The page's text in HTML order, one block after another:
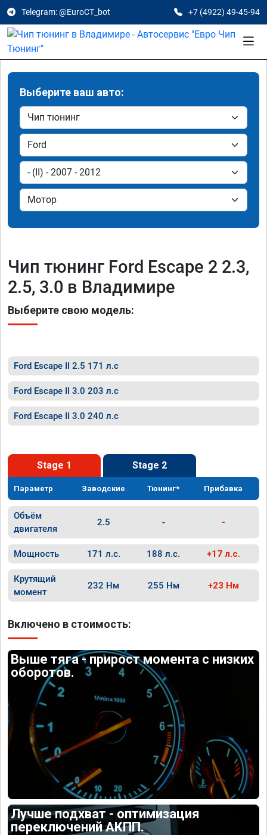
Telegram: @EuroCT_bot +7 (4922) 49-45-94
Выберите ваш авто:
Чип тюнинг Ford Escape 2 2.3,
2.5, 3.0 в Владимире
Выберите свою модель:
Ford Escape II 2.5 171 л.с
Ford Escape II 3.0 203 л.с
Ford Escape II 3.0 240 л.с
Stage 1 Stage 2
Параметр Заводские Тюнинг* Прибавка
Объём
двигателя
2.5 - -
Мощность 171 л.с. 188 л.с. +17 л.с.
Крутящий
момент
232 Нм 255 Нм +23 Нм
Включено в стоимость:
Выше тяга - прирост момента с низких
оборотов.
Лучше подхват - оптимизация
переключений АКПП.